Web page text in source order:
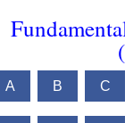
A B C